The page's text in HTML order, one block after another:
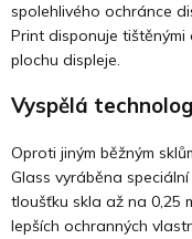
spolehlivého ochránce
Print disponuje
plochu displeje.
Vyspělá
Oproti jiným běžným
Glass vyráběna
tloušťku skla až na 0,25
lepších ochranných